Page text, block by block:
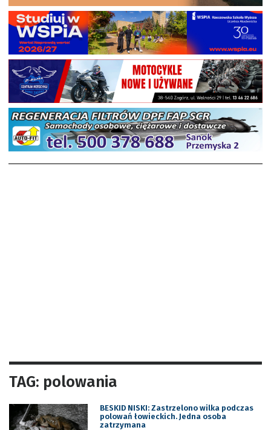
TAG: polowania
BESKID NISKI: Zastrzelono wilka podczas
polowań łowieckich. Jedna osoba
zatrzymana